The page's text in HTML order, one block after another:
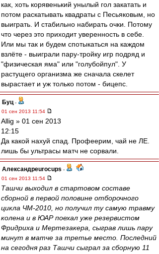
как, хоть корявенький унылый гол закатать и
потом раскатывать квадраты с Песьяковым, но
выиграть. И стабильно набирать очки. Потому
что через это приходит уверенность в себе.
Или мы так и будем спотыкаться на каждом
взлёте - выиграли пару-тройку игр подряд и
"физическая яма" или "голубойпул". У
растущего организма же сначала скелет
вырастает и уж только потом - бицепс.
Буц -
01 сен 2013 11:54
Allig » 01 сен 2013
12:15
Да какой нахуй спад. Профеерим, чай не ЛЕ.
лишь бы ультрасы матч не сорвали.
Александрeurocups -
01 сен 2013 11:54
Ташчи выходил в стартовом составе
сборной в первой половине отборочного
цикла ЧМ-2010, но получил ту самую травму
колена и в ЮАР поехал уже резервистом
Фридриха и Мертезакера, сыграв лишь пару
минут в матче за третье место. Последний
на сегодня раз Ташчи сыграл за сборную 11